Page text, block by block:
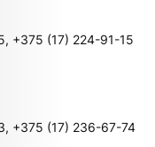
+375 (17) 224-91-15
+375 (17) 236-67-74